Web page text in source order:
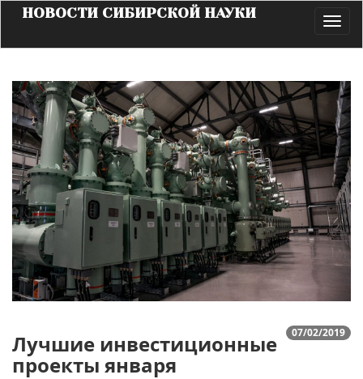
НОВОСТИ СИБИРСКОЙ НАУКИ
07/02/2019
Лучшие инвестиционные
проекты января